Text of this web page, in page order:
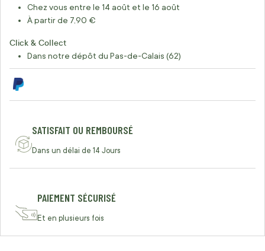
Chez vous entre le 14 août et le 16 août
À partir de 7,90 €
Click & Collect
Dans notre dépôt du Pas-de-Calais (62)
SATISFAIT OU REMBOURSÉ
Dans un délai de 14 Jours
PAIEMENT SÉCURISÉ
Et en plusieurs fois